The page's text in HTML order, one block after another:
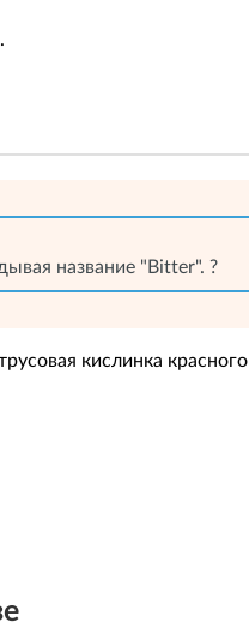
название "Bitter". ?
кислинка красного